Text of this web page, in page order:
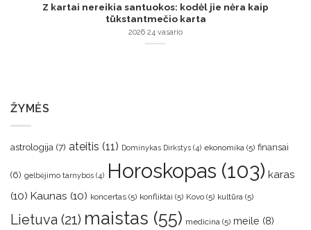
Z kartai nereikia santuokos: kodėl jie nėra kaip
tūkstantmečio karta
2026 24 vasario
ŽYMĖS
astrologija (7) ateitis (11) Dominykas Dirkstys (4) ekonomika (5) finansai
(6) gelbėjimo tarnybos (4) Horoskopas (103) karas
(10) Kaunas (10) koncertas (5) konfliktai (5) Kovo (5) kultūra (5)
Lietuva (21) maistas (55) medicina (5) meile (8)